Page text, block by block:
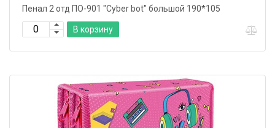
Пенал 2 отд ПО-901 "Cyber bot" большой 190*105
В корзину